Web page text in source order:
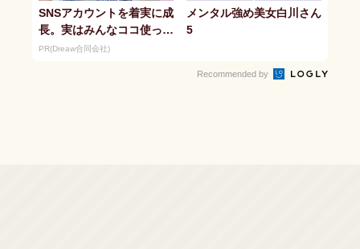
SNSアカウントを着実に成
長。実はみんなココ使って
ます。
PR(Dreaw合同会社)
メンタル強め美女白川さん
5
Recommended by